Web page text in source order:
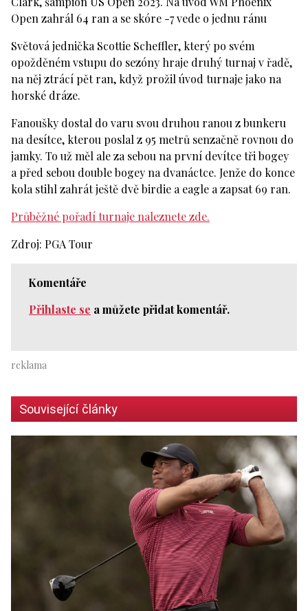
Open zahrál 64 ran a se skóre -7 vede o jednu ránu
Světová jednička Scottie Scheffler, který po svém
opožděném vstupu do sezóny hraje druhý turnaj v řadě,
na něj ztrácí pět ran, když prožil úvod turnaje jako na
horské dráze.
Fanoušky dostal do varu svou druhou ranou z bunkeru
na desítce, kterou poslal z 95 metrů senzačně rovnou do
jamky. To už měl ale za sebou na první devítce tři bogey
a před sebou double bogey na dvanáctce. Jenže do konce
kola stihl zahrát ještě dvě birdie a eagle a zapsat 69 ran.
Průběžné pořadí turnaje naleznete zde.
Zdroj: PGA Tour
Komentáře
Přihlaste se a můžete přidat komentář.
Související články